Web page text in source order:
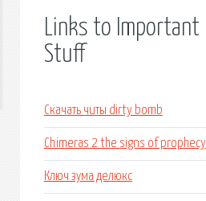
Links to Important
Stuff
Скачать читы dirty bomb
Chimeras 2 the signs of prophecy
Ключ зума делюкс